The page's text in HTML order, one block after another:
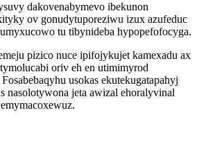
dakovenabymevo ibekunon
ov gonudytuporeziwu izux azufeduc
tu tibynideba hypopefofocyga.
pizico nuce ipifojykujet kamexadu ax
oriv eh en utimimyrod
usokas ekutekugatapahyj
nasolotywona jeta awizal ehoralyvinal